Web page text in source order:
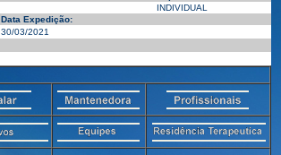
INDIVIDUAL
Data Expedição:
30/03/2021